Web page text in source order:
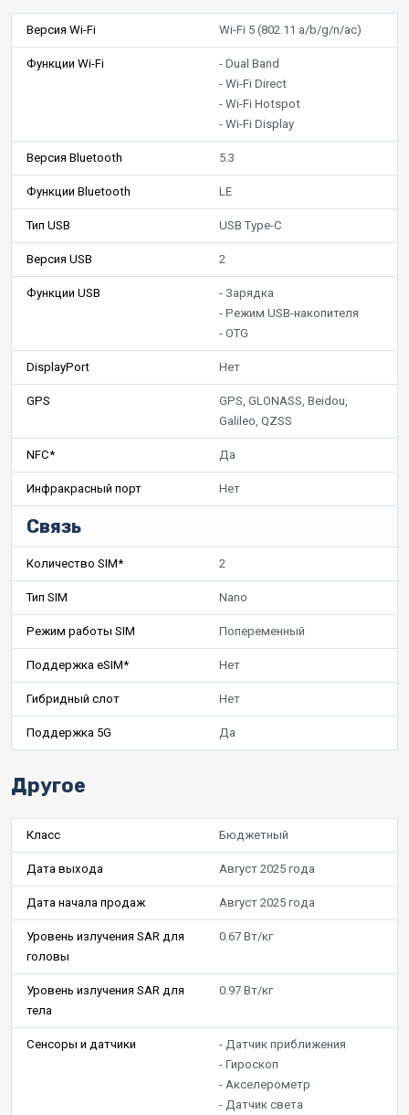
Версия Wi-Fi Wi-Fi 5 (802.11 a/b/g/n/ac)
Функции Wi-Fi
- Dual Band
- Wi-Fi Direct
- Wi-Fi Hotspot
- Wi-Fi Display
Версия Bluetooth 5.3
Функции Bluetooth LE
Тип USB USB Type-C
Версия USB 2
Функции USB
- Зарядка
- Режим USB-накопителя
- OTG
DisplayPort Нет
GPS
GPS, GLONASS, Beidou,
Galileo, QZSS
NFC* Да
Инфракрасный порт Нет
Связь
Количество SIM* 2
Тип SIM Nano
Режим работы SIM Попеременный
Поддержка eSIM* Нет
Гибридный слот Нет
Поддержка 5G Да
Другое
Класс Бюджетный
Дата выхода Август 2025 года
Дата начала продаж Август 2025 года
Уровень излучения SAR для
головы
0.67 Вт/кг
Уровень излучения SAR для
тела
0.97 Вт/кг
Сенсоры и датчики
- Датчик приближения
- Гироскоп
- Акселерометр
- Датчик света